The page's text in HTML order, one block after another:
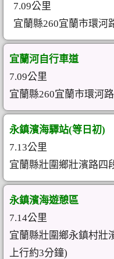
7.09公里
宜蘭縣260宜蘭市環河
宜蘭河自行車道
7.09公里
宜蘭縣260宜蘭市環河路
永鎮濱海驛站(等日初)
7.13公里
宜蘭縣壯圍鄉壯濱路四
永鎮濱海遊憩區
7.14公里
宜蘭縣壯圍鄉永鎮村壯
上行約3分鐘)